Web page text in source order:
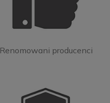
Renomowani producenci